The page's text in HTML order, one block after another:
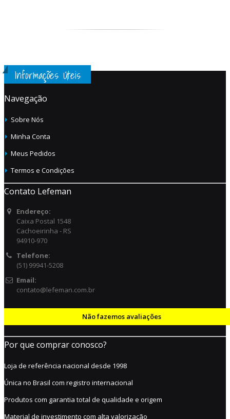
Informações Úteis
Navegação
Sobre Nós
Minha Conta
Meus Pedidos
Termos e Condições
Contato Lefeman
Endereço:
Caixa Postal 1548
Cachoeirinha - RS
94910-970
Telefone:
(51) 99941-5208
Email:
contato@lefeman.com.br
Não fazemos avaliações
Por que comprar conosco?
Loja de referência nacional desde 1998
Única no Brasil com registro internacional
Produtos com garantia total de qualidade e origem
Material de investimento com alta valorização